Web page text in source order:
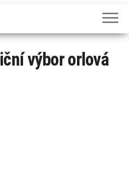
výbor orlová